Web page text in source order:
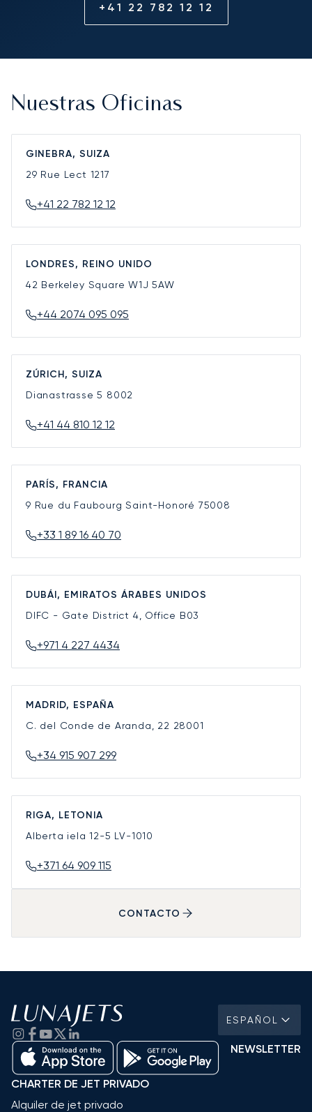
+41 22 782 12 12
Nuestras Oficinas
GINEBRA, SUIZA
29 Rue Lect 1217
+41 22 782 12 12
LONDRES, REINO UNIDO
42 Berkeley SquareW1J 5AW
+44 2074 095 095
ZÚRICH, SUIZA
Dianastrasse 5 8002
+41 44 810 12 12
PARÍS, FRANCIA
9 Rue du Faubourg Saint-Honoré 75008
+33 1 89 16 40 70
DUBÁI, EMIRATOS ÁRABES UNIDOS
DIFC - Gate District 4, Office B03
+971 4 227 4434
MADRID, ESPAÑA
C. del Conde de Aranda, 22 28001
+34 915 907 299
RIGA, LETONIA
Alberta iela 12-5 LV-1010
+371 64 909 115
CONTACTO
ESPAÑOL
NEWSLETTER
CHARTER DE JET PRIVADO
Alquiler de jet privado